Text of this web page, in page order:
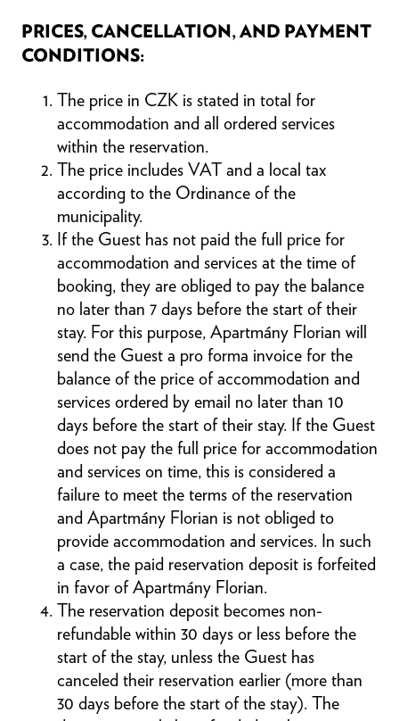
PRICES, CANCELLATION, AND PAYMENT
CONDITIONS:
The price in CZK is stated in total for
accommodation and all ordered services
within the reservation.
The price includes VAT and a local tax
according to the Ordinance of the
municipality.
If the Guest has not paid the full price for
accommodation and services at the time of
booking, they are obliged to pay the balance
no later than 7 days before the start of their
stay. For this purpose, Apartmány Florian will
send the Guest a pro forma invoice for the
balance of the price of accommodation and
services ordered by email no later than 10
days before the start of their stay. If the Guest
does not pay the full price for accommodation
and services on time, this is considered a
failure to meet the terms of the reservation
and Apartmány Florian is not obliged to
provide accommodation and services. In such
a case, the paid reservation deposit is forfeited
in favor of Apartmány Florian.
The reservation deposit becomes non-
refundable within 30 days or less before the
start of the stay, unless the Guest has
canceled their reservation earlier (more than
30 days before the start of the stay). The